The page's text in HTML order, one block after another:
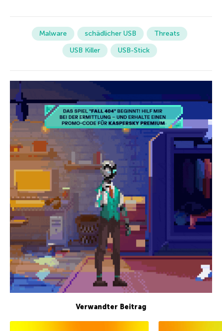
Malware schädlicher USB
Threats
USB Killer
USB-Stick
Verwandter Beitrag